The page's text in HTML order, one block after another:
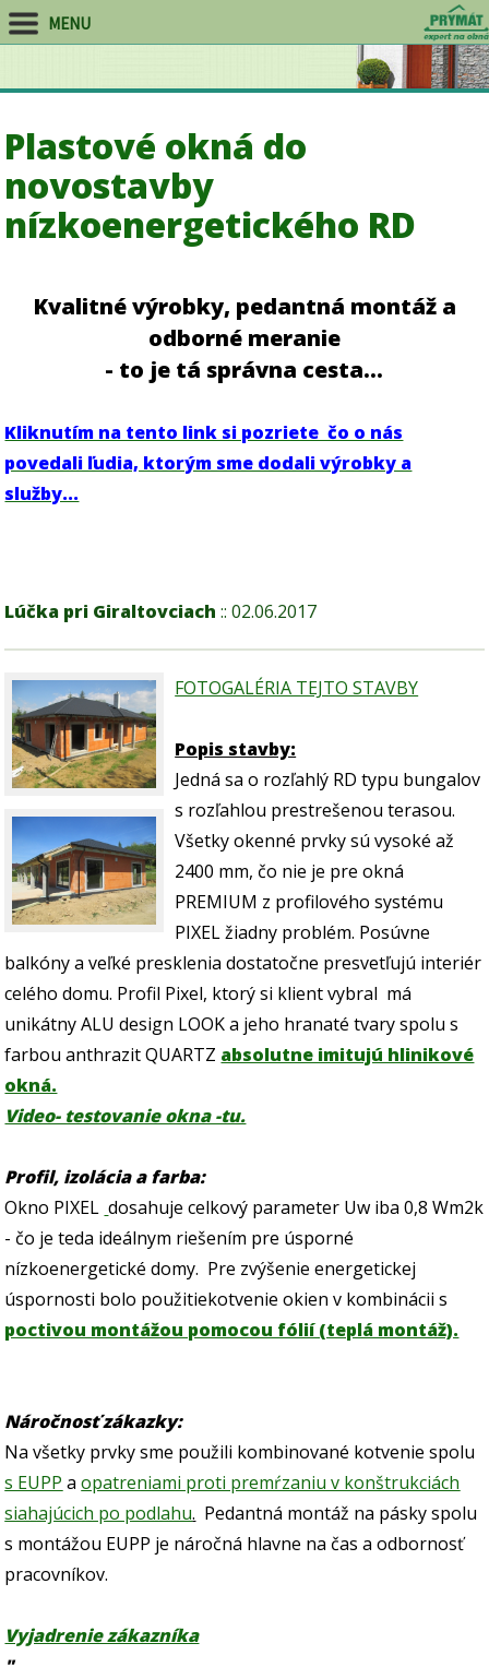
MENU
Plastové okná do
novostavby
nízkoenergetického RD
Kvalitné výrobky, pedantná montáž a
odborné meranie
- to je tá správna cesta...
Kliknutím na tento link si pozriete čo o nás
povedali ľudia, ktorým sme dodali výrobky a
služby...
Lúčka pri Giraltovciach :: 02.06.2017
FOTOGALÉRIA TEJTO STAVBY
Popis stavby:
Jedná sa o rozľahlý RD typu bungalov
s rozľahlou prestrešenou terasou.
Všetky okenné prvky sú vysoké až
2400 mm, čo nie je pre okná
PREMIUM z profilového systému
PIXEL žiadny problém. Posúvne
balkóny a veľké presklenia dostatočne presvetľujú interiér
celého domu. Profil Pixel, ktorý si klient vybral má
unikátny ALU design LOOK a jeho hranaté tvary spolu s
farbou anthrazit QUARTZ absolutne imitujú hlinikové
okná.
Video- testovanie okna -tu.
Profil, izolácia a farba:
Okno PIXEL dosahuje celkový parameter Uw iba 0,8 Wm2k
- čo je teda ideálnym riešením pre úsporné
nízkoenergetické domy. Pre zvýšenie energetickej
úspornosti bolo použitiekotvenie okienv kombináciis
poctivou montážou pomocou fólií (teplá montáž).
Náročnosť zákazky:
Na všetky prvky sme použili kombinované kotvenie spolu
s EUPP aopatreniami proti premŕzaniu v konštrukciách
siahajúcich po podlahu. Pedantná montáž na pásky spolu
s montážou EUPP je náročná hlavne na čas a odbornosť
pracovníkov.
Vyjadrenie zákazníka
"